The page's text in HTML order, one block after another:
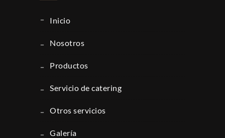
inicio
nosotros
productos
servicio de catering
otros servicios
galería